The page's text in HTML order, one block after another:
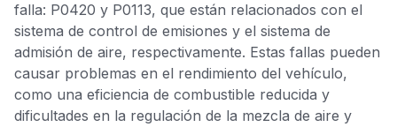
falla: P0420 y P0113, que están relacionados con el
sistema de control de emisiones y el sistema de
admisión de aire, respectivamente. Estas fallas pueden
causar problemas en el rendimiento del vehículo,
como una eficiencia de combustible reducida y
dificultades en la regulación de la mezcla de aire y